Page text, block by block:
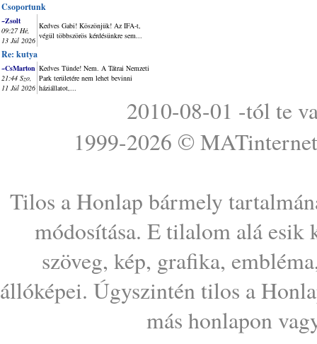
Csoportunk
~Zsolt
09:27 Hé,
13 Júl 2026
Kedves Gabi! Köszönjük! Az IFA-t,
végül többszörös kérdésünkre sem...
Re: kutya
~CsMarton
21:44 Szo,
11 Júl 2026
Kedves Tünde! Nem. A Tátrai Nemzeti
Park területére nem lehet bevinni
háziállatot,...
2010-08-01 -tól te
1999-2026 © MATinternet
Tilos a Honlap bármely
módosítása. E tilalom alá esik
szöveg, kép, grafika,
állóképei. Úgyszintén tilos a
más honlapon